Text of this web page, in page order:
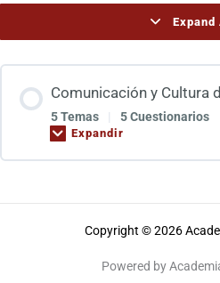
Expand
Comunicación y Cultura
5 Temas | 5 Cuestionarios
Expandir
Copyright © 2026
Powered by